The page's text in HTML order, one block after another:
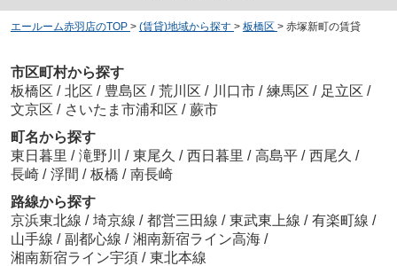
エールーム赤羽店のTOP > (賃貸)地域から探す > 板橋区 > 赤塚新町の賃貸
市区町村から探す
板橋区 / 北区 / 豊島区 / 荒川区 / 川口市 / 練馬区 / 足立区 /
文京区 / さいたま市浦和区 / 蕨市
町名から探す
東日暮里 / 滝野川 / 東尾久 / 西日暮里 / 高島平 / 西尾久 /
長崎 / 浮間 / 板橋 / 南長崎
路線から探す
京浜東北線 / 埼京線 / 都営三田線 / 東武東上線 / 有楽町線 /
山手線 / 副都心線 / 湘南新宿ライン高海 /
湘南新宿ライン宇須 / 東北本線